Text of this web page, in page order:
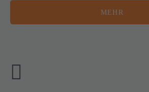
MEHR